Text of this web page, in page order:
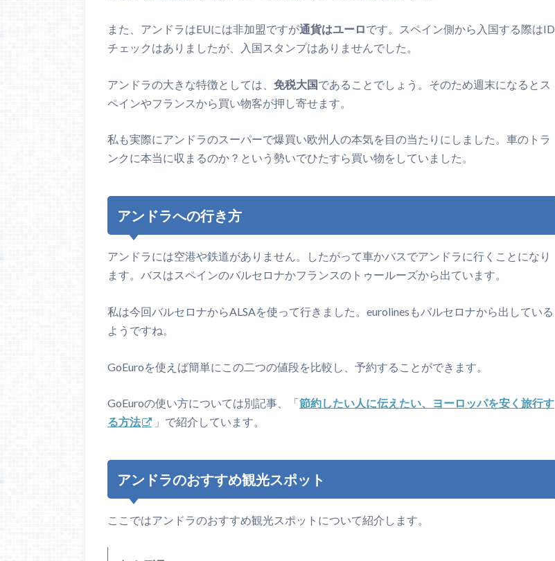
また、アンドラはEUには非加盟ですが通貨はユーロです。スペイン側から入国する際はID
チェックはありましたが、入国スタンプはありませんでした。
アンドラの大きな特徴としては、 免税大国であることでしょう。そのため週末になるとス
ペインやフランスから買い物客が押し寄せます。
私も実際にアンドラのスーパーで爆買い欧州人の本気を目の当たりにしました。車のトラ
ンクに本当に収まるのか？という勢いでひたすら買い物をしていました。
アンドラへの行き方
アンドラには空港や鉄道がありません。したがって車かバスでアンドラに行くことになり
ます。バスはスペインのバルセロナかフランスのトゥールーズから出ています。
私は今回バルセロナからALSAを使って行きました。eurolinesもバルセロナから出している
ようですね。
GoEuroを使えば簡単にこの二つの値段を比較し、予約することができます。
GoEuroの使い方については別記事、「節約したい人に伝えたい、ヨーロッパを安く旅行す
る方法
」で紹介しています。
アンドラのおすすめ観光スポット
ここではアンドラのおすすめ観光スポットについて紹介します。